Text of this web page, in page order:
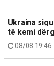
Ukraina
të kemi
08/08 19:46